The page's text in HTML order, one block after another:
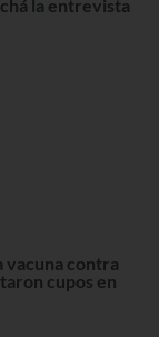
la entrevista
vacuna contra
cupos en